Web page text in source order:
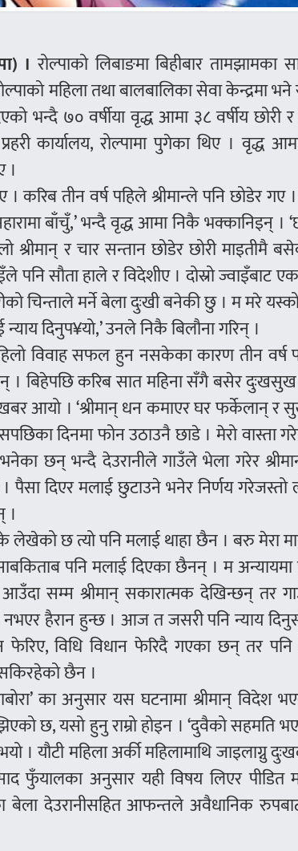
। रोल्पाको लिबाङमा बिहीबार
महिला तथा बालबालिका सेवा केन्द्रमा
भन्दै ७० वर्षीया वृद्ध आमा ३८ वर्षीय छोरी
कार्यालय, रोल्पामा पुगेका थिए । वृद्ध
।
करिब तीन वर्ष पहिले श्रीमान्ले पनि छोडेर गए
बाँचुँ,’ भन्दै वृद्ध आमा निकै भक्कानिइन् ।
श्रीमान् र चार सन्तान छोडेर छोरी माइतीमै
पनि सौता हाले र विदेशीए । दोस्रो ज्वाइँबाट
चिन्ताले मर्ने बेला दुःखी बनेकी छु । म मरे
दिनुप¥यो,’ उनले निकै बिलौना गरिन् ।
विवाह सफल हुन नसकेका कारण तीन वर्ष
। बिहेपछि करिब सात महिना सँगै बसेर दुःखसुख
आयो । ‘श्रीमान् धन कमाएर घर फर्केलान् र
दिनमा फोन उठाउनै छाडे । मेरो वास्ता
छन् भन्दै देउरानीले गाउँले भेला गरेर
पैसा दिएर मलाई छुटाउने भनेर निर्णय
।
छ त्यो पनि मलाई थाहा छैन । बरु मेरा
पनि मलाई दिएका छैनन् । म
आउँदा सम्म श्रीमान् सकारात्मक देखिन्छन् तर
हैरान हुन्छ । आज त जसरी पनि न्याय
विधि विधान फेरिदै गएका छन् तर पनि
छैन ।
का अनुसार यस घटनामा श्रीमान् विदेश
छ, यसो हुनु राम्रो होइन । ‘दुवैको सहमति
। यौटी महिला अर्की महिलामाथि जाइलाग्नु
फुँयालका अनुसार यही विषय लिएर
बेला देउरानीसहित आफन्तले अवैधानिक